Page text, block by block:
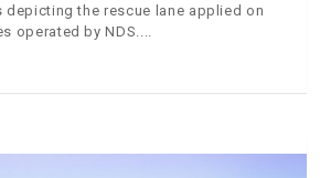
the rescue lane applied on
operated by NDS.